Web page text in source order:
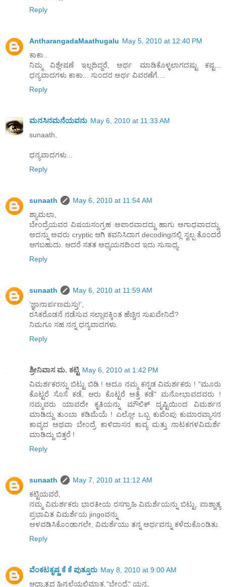
Reply
AntharangadaMaathugalu May 5, 2010 at 12:40 PM
ಕಾಕಾ..
ನಿಮ್ಮ ವಿಶ್ಲೇಷಣೆ ಇಲ್ಲದಿದ್ದರೆ, ಅರ್ಥ ಮಾಡಿಕೊಳ್ಳಲಾಗದಷ್ಟು ಕಷ್ಟ...
ಧನ್ಯವಾದಗಳು ಕಾಕಾ... ಸುಂದರ ಅರ್ಥ ವಿವರಣೆಗೆ....
Reply
ಮನಸಿನಮನೆಯವನು May 6, 2010 at 11:33 AM
sunaath,
ಧನ್ಯವಾದಗಳು...
Reply
sunaath
May 6, 2010 at 11:54 AM
ಶ್ಯಾಮಲಾ,
ಬೇಂದ್ರೆಯವರ ವಿಷಯಸಂಗ್ರಹ ಅಪಾರವಾದದ್ದು ಹಾಗು ಅಗಾಧವಾದದ್ದು.
ಅದನ್ನು ಅವರು cryptic ಆಗಿ ಕವನಿಸಿದಾಗ decodingನಲ್ಲಿ ಸ್ವಲ್ಪ ತೊಂದರೆ
ಆಗಬಹುದು. ಆದರೆ ಸತತ ಅಧ್ಯಯನದಿಂದ ಇದು ಸುಸಾಧ್ಯ.
Reply
sunaath
May 6, 2010 at 11:59 AM
’ಜ್ಞಾನಾರ್ಪಣಮಸ್ತು!’,
ರಸಿಕರೊಡನೆ ನಡೆಸುವ ಸಲ್ಲಾಪಕ್ಕಿಂತ ಹೆಚ್ಚಿನ ಸುಖವೇನಿದೆ?
ನಿಮಗೂ ಸಹ ನನ್ನ ಧನ್ಯವಾದಗಳು.
Reply
ಶ್ರೀನಿವಾಸ ಮ. ಕಟ್ಟಿ May 6, 2010 at 1:42 PM
ವಿಮರ್ಶಕರನ್ನು ಬಿಟ್ಟು ಬಿಡಿ ! ಅದೂ ನಮ್ಮ ಕನ್ನಡ ವಿಮರ್ಶಕರು ! "ಮೂರು
ಕೊಟ್ಟರೆ ಸೊಸೆ ಕಡೆ, ಆರು ಕೊಟ್ಟರೆ ಅತ್ತೆ ಕಡೆ" ಮನೋಭಾವದವರು !
ನಮ್ಮವರು ಯಾವದೇ ಕೃತಿಯನ್ನು ಮೌಲಿಕ್ ದೃಷ್ಟಿಯಿಂದ ವಿಮರ್ಶನ
ಮಾಡಿದ್ದು ತುಂಬಾ ಕಡಿಮೆಯೆ ! ಎಲ್ಲೋ ಒಬ್ಬ ಕುವೆಂಪು ಕುಮಾರವ್ಯಾಸನ
ಕಾವ್ಯದ ಅಥವಾ ಬೇಂದ್ರೆ ಕಾಳಿದಾಸನ ಕಾವ್ಯ ಮತ್ತು ನಾಟಕಗಳವಿಮರ್ಶೆ
ಮಾಡಿದ್ದು ಬಿತ್ತರೆ !
Reply
sunaath
May 7, 2010 at 11:12 AM
ಕಟ್ಟಿಯವರೆ,
ನಮ್ಮ ವಿಮರ್ಶಕರು ಭಾರತೀಯ ರಸಗ್ರಾಹಿ ವಿಮರ್ಶೆಯನ್ನು ಬಿಟ್ಟು, ಪಾಶ್ಚಾತ್ಯ
ಪ್ರಭಾವಿತ ವಿಮರ್ಶೆಯ jingoವನ್ನು
ಅಳವಡಿಸಿಕೊಂಡಾಗಲೇ, ವಿಮರ್ಶೆಯು ತನ್ನ ಅರ್ಥವನ್ನು ಕಳೆದುಕೊಂಡಿತು.
Reply
ವೆಂಕಟಕೃಷ್ಣ ಕೆ ಕೆ ಪುತ್ತೂರು May 8, 2010 at 9:00 AM
ಆಧ್ಯಾತ್ಮದ ಹಿನ್ನಲೆಯಲ್ಲಿಮಾತ್ರ "ಬೇಂದ್ರೆ" ಯನ್ನ,